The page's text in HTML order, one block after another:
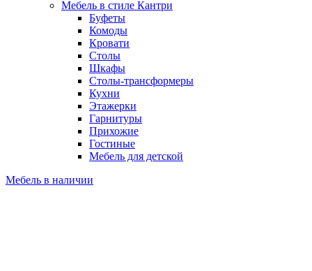
Мебель в стиле Кантри
Буфеты
Комоды
Кровати
Столы
Шкафы
Столы-трансформеры
Кухни
Этажерки
Гарнитуры
Прихожие
Гостиные
Мебель для детской
Мебель в наличии